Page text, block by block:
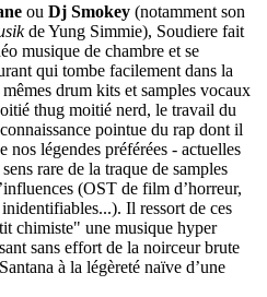
ou Dj Smokey (notamment son
de Yung Simmie), Soudiere fait
musique de chambre et se
qui tombe facilement dans la
drum kits et samples vocaux
thug moitié nerd, le travail du
pointue du rap dont il
nos légendes préférées - actuelles
rare de la traque de samples
(OST de film d’horreur,
Il ressort de ces
chimiste" une musique hyper
sans effort de la noirceur brute
à la légèreté naïve d’une